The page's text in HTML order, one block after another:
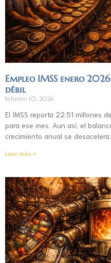
Empleo IMSS enero
débil
febrero 10, 2026
El IMSS reporta 22.51 millones
para ese mes. Aun así, el
crecimiento anual se desacelera.
Leer más »